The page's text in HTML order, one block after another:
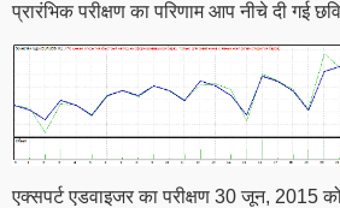
प्रारंभिक परीक्षण का परिणाम आप नीचे दी गई
एक्सपर्ट एडवाइजर का परीक्षण 30 जून,